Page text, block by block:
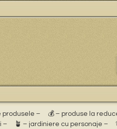
– 💰 – produse la
–
🪴 – jardiniere cu personaje –